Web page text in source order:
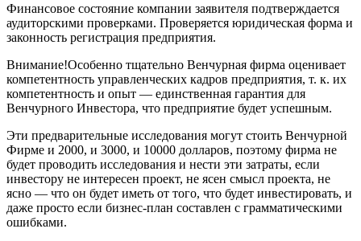
Финансовое состояние компании заявителя подтверждается
аудиторскими проверками. Проверяется юридическая форма и
законность регистрация предприятия.
Внимание!Особенно тщательно Венчурная фирма оценивает
компетентность управленческих кадров предприятия, т. к. их
компетентность и опыт — единственная гарантия для
Венчурного Инвестора, что предприятие будет успешным.
Эти предварительные исследования могут стоить Венчурной
Фирме и 2000, и 3000, и 10000 долларов, поэтому фирма не
будет проводить исследования и нести эти затраты, если
инвестору не интересен проект, не ясен смысл проекта, не
ясно — что он будет иметь от того, что будет инвестировать, и
даже просто если бизнес-план составлен с грамматическими
ошибками.